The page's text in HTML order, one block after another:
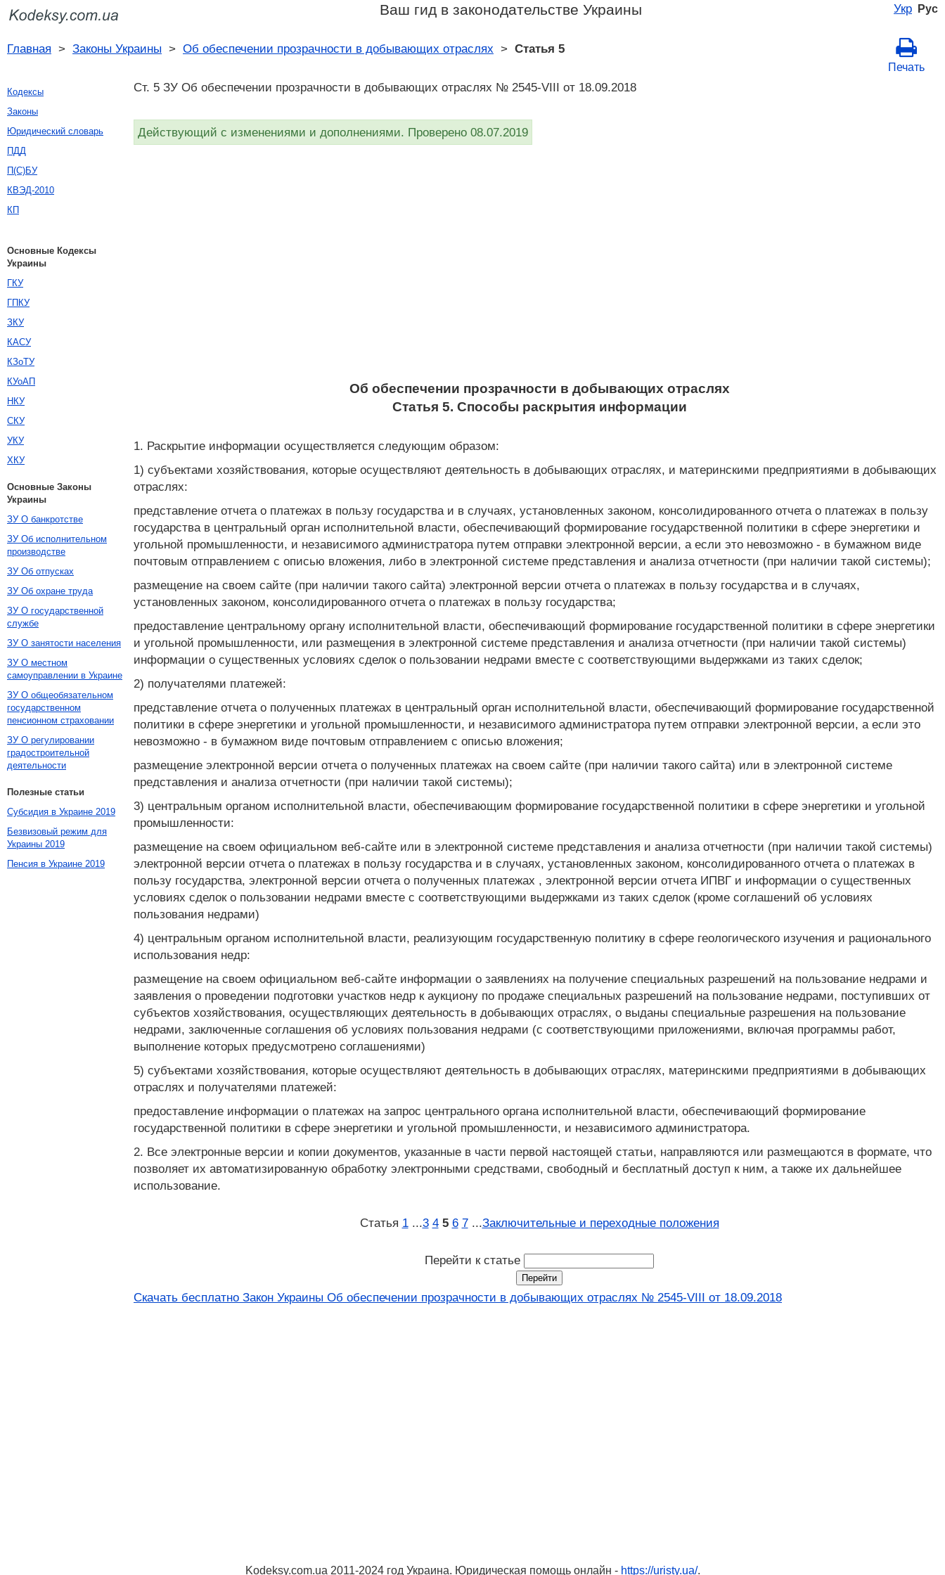
Укр Рус
Ваш гид в законодательстве Украины
Главная > Законы Украины > Об обеспечении прозрачности в добывающих отраслях > Статья 5
Печать
Ст. 5 ЗУ Об обеспечении прозрачности в добывающих отраслях № 2545-VIII от 18.09.2018
Действующий с изменениями и дополнениями. Проверено 08.07.2019
Об обеспечении прозрачности в добывающих отраслях
Статья 5. Способы раскрытия информации
1. Раскрытие информации осуществляется следующим образом:
1) субъектами хозяйствования, которые осуществляют деятельность в добывающих отраслях, и материнскими предприятиями в добывающих
отраслях:
представление отчета о платежах в пользу государства и в случаях, установленных законом, консолидированного отчета о платежах в пользу
государства в центральный орган исполнительной власти, обеспечивающий формирование государственной политики в сфере энергетики и
угольной промышленности, и независимого администратора путем отправки электронной версии, а если это невозможно - в бумажном виде
почтовым отправлением с описью вложения, либо в электронной системе представления и анализа отчетности (при наличии такой системы);
размещение на своем сайте (при наличии такого сайта) электронной версии отчета о платежах в пользу государства и в случаях,
установленных законом, консолидированного отчета о платежах в пользу государства;
предоставление центральному органу исполнительной власти, обеспечивающий формирование государственной политики в сфере энергетики
и угольной промышленности, или размещения в электронной системе представления и анализа отчетности (при наличии такой системы)
информации о существенных условиях сделок о пользовании недрами вместе с соответствующими выдержками из таких сделок;
2) получателями платежей:
представление отчета о полученных платежах в центральный орган исполнительной власти, обеспечивающий формирование государственной
политики в сфере энергетики и угольной промышленности, и независимого администратора путем отправки электронной версии, а если это
невозможно - в бумажном виде почтовым отправлением с описью вложения;
размещение электронной версии отчета о полученных платежах на своем сайте (при наличии такого сайта) или в электронной системе
представления и анализа отчетности (при наличии такой системы);
3) центральным органом исполнительной власти, обеспечивающим формирование государственной политики в сфере энергетики и угольной
промышленности:
размещение на своем официальном веб-сайте или в электронной системе представления и анализа отчетности (при наличии такой системы)
электронной версии отчета о платежах в пользу государства и в случаях, установленных законом, консолидированного отчета о платежах в
пользу государства, электронной версии отчета о полученных платежах , электронной версии отчета ИПВГ и информации о существенных
условиях сделок о пользовании недрами вместе с соответствующими выдержками из таких сделок (кроме соглашений об условиях
пользования недрами)
4) центральным органом исполнительной власти, реализующим государственную политику в сфере геологического изучения и рационального
использования недр:
размещение на своем официальном веб-сайте информации о заявлениях на получение специальных разрешений на пользование недрами и
заявления о проведении подготовки участков недр к аукциону по продаже специальных разрешений на пользование недрами, поступивших от
субъектов хозяйствования, осуществляющих деятельность в добывающих отраслях, о выданы специальные разрешения на пользование
недрами, заключенные соглашения об условиях пользования недрами (с соответствующими приложениями, включая программы работ,
выполнение которых предусмотрено соглашениями)
5) субъектами хозяйствования, которые осуществляют деятельность в добывающих отраслях, материнскими предприятиями в добывающих
отраслях и получателями платежей:
предоставление информации о платежах на запрос центрального органа исполнительной власти, обеспечивающий формирование
государственной политики в сфере энергетики и угольной промышленности, и независимого администратора.
2. Все электронные версии и копии документов, указанные в части первой настоящей статьи, направляются или размещаются в формате, что
позволяет их автоматизированную обработку электронными средствами, свободный и бесплатный доступ к ним, а также их дальнейшее
использование.
Статья 1 ...3 4 5 6 7 ...Заключительные и переходные положения
Перейти к статье
Скачать бесплатно Закон Украины Об обеспечении прозрачности в добывающих отраслях № 2545-VIII от 18.09.2018
Кодексы
Законы
Юридический словарь
ПДД
П(С)БУ
КВЭД-2010
КП
Основные Кодексы
Украины
ГКУ
ГПКУ
ЗКУ
КАСУ
КЗоТУ
КУоАП
НКУ
СКУ
УКУ
ХКУ
Основные Законы
Украины
ЗУ О банкротстве
ЗУ Об исполнительном
производстве
ЗУ Об отпусках
ЗУ Об охране труда
ЗУ О государственной
службе
ЗУ О занятости населения
ЗУ О местном
самоуправлении в Украине
ЗУ О общеобязательном
государственном
пенсионном страховании
ЗУ О регулировании
градостроительной
деятельности
Полезные статьи
Субсидия в Украине 2019
Безвизовый режим для
Украины 2019
Пенсия в Украине 2019
Kodeksy.com.ua 2011-2024 год Украина. Юридическая помощь онлайн - https://uristy.ua/.